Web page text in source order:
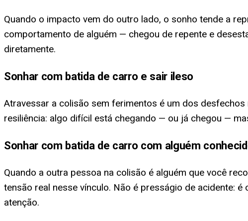
Quando o impacto vem do outro lado, o sonho tende a
comportamento de alguém — chegou de repente e
diretamente.
Sonhar com batida de carro e sair ileso
Atravessar a colisão sem ferimentos é um dos
resiliência: algo difícil está chegando — ou já chegou —
Sonhar com batida de carro com alguém
Quando a outra pessoa na colisão é alguém que você
tensão real nesse vínculo. Não é presságio de acidente:
atenção.